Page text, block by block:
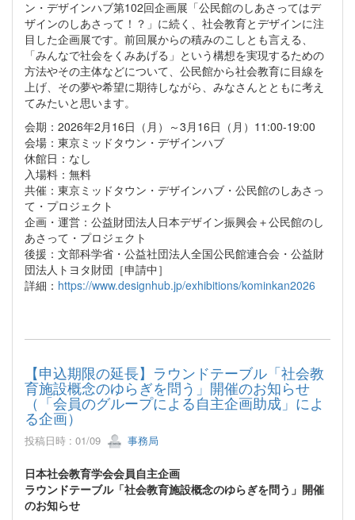
ン・デザインハブ第102回企画展「公民館のしあさってはデ
ザインのしあさって！？」に続く、社会教育とデザインに注
目した企画展です。前回展からの積みのこしとも言える、
「みんなで社会をくみあげる」という構想を実現するための
方法やその主体などについて、公民館から社会教育に目線を
上げ、その夢や希望に期待しながら、みなさんとともに考え
てみたいと思います。
会期：2026年2月16日（月）～3月16日（月）11:00-19:00
会場：東京ミッドタウン・デザインハブ
休館日：なし
入場料：無料
共催：東京ミッドタウン・デザインハブ・公民館のしあさっ
て・プロジェクト
企画・運営：公益財団法人日本デザイン振興会＋公民館のし
あさって・プロジェクト
後援：文部科学省・公益社団法人全国公民館連合会・公益財
団法人トヨタ財団［申請中］
詳細： https://www.designhub.jp/exhibitions/kominkan2026
【申込期限の延長】ラウンドテーブル「社会教
育施設概念のゆらぎを問う」開催のお知らせ
（「会員のグループによる自主企画助成」によ
る企画）
投稿日時 : 01/09 事務局
日本社会教育学会会員自主企画
ラウンドテーブル「社会教育施設概念のゆらぎを問う」開催
のお知らせ